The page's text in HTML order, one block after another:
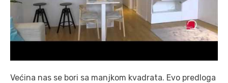
Većina nas se bori sa manjkom kvadrata. Evo predloga